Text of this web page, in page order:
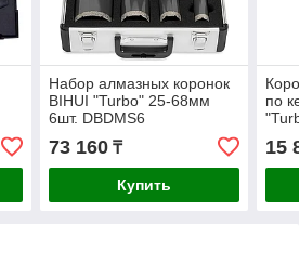
Набор алмазных коронок
BIHUI "Turbo" 25-68мм
6шт. DBDMS6
73 160₸
Купить
по
15